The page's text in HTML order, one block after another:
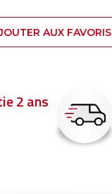
AUX FAVORIS